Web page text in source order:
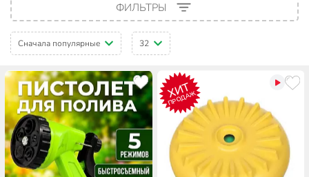
ФИЛЬТРЫ
Сначала популярные 32
ХИТ
ПРОДАЖ